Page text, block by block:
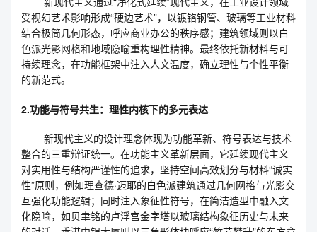
受视幻艺术影响形成“硬边艺术”，以镀铬钢管、玻璃等工业材料
结合极简几何形态，呼应商业办公的秩序感；建筑领域则以白
色派光影网格和地域隐喻重构理性精神。最终依托新材料与可
持续理念，在功能框架中注入人文温度，确立理性与个性平衡
的新范式。
2.功能与符号共生：理性内核下的多元表达
新现代主义的设计理念体现为功能革新、符号表达与技术
整合的三重辩证统一。在功能主义革新层面，它延续现代主义
对实用性与结构严谨性的追求，坚持空间高效划分与材料“诚实
性”原则，例如理查德·迈耶的白色派建筑通过几何网格与光影交
互强化功能逻辑；同时注入象征性符号，在简洁造型中融入文
化隐喻，如贝聿铭的卢浮宫金字塔以玻璃结构象征历史与未来